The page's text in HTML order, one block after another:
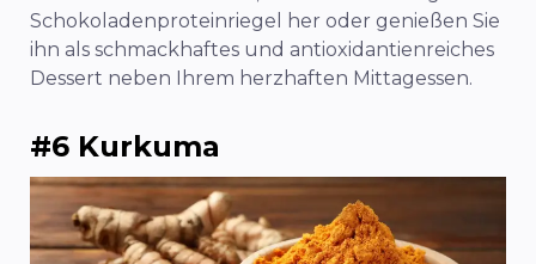
Schokoladenproteinriegel her oder genießen Sie
ihn als schmackhaftes und antioxidantienreiches
Dessert neben Ihrem herzhaften Mittagessen.
#6 Kurkuma